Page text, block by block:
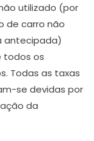
utilizado (por
de carro não
antecipada)
todos os
Todas as taxas
se devidas por
da